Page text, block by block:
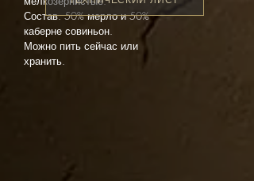
Состав: 50% мерло и 50%
каберне совиньон.
Можно пить сейчас или
хранить.